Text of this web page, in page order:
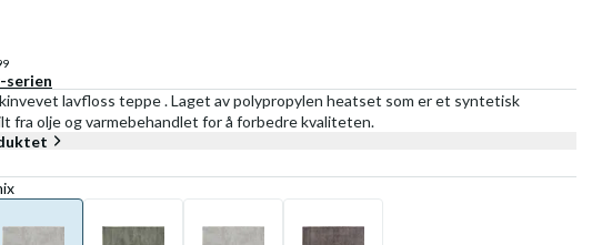
-serien
lavfloss teppe . Laget av polypropylen heatset som er et syntetisk
fra olje og varmebehandlet for å forbedre kvaliteten.